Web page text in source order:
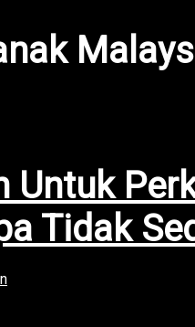
Untuk
Tidak